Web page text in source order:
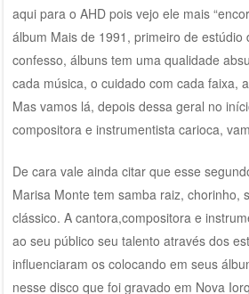
aqui para o AHD pois vejo ele mais
álbum Mais de 1991, primeiro de estúdio
confesso, álbuns tem uma qualidade
cada música, o cuidado com cada faixa,
Mas vamos lá, depois dessa geral no
compositora e instrumentista carioca,
De cara vale ainda citar que esse
Marisa Monte tem samba raiz, chorinho,
clássico. A cantora,compositora e
ao seu público seu talento através dos
influenciaram os colocando em seus
nesse disco que foi gravado em Nova